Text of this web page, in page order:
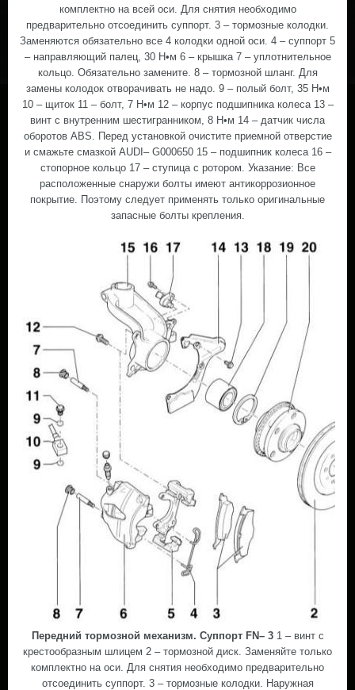
комплектно на всей оси. Для снятия необходимо
предварительно отсоединить суппорт. 3 – тормозные колодки.
Заменяются обязательно все 4 колодки одной оси. 4 – суппорт 5
– направляющий палец, 30 Н•м 6 – крышка 7 – уплотнительное
кольцо. Обязательно замените. 8 – тормозной шланг. Для
замены колодок отворачивать не надо. 9 – полый болт, 35 Н•м
10 – щиток 11 – болт, 7 Н•м 12 – корпус подшипника колеса 13 –
винт с внутренним шестигранником, 8 Н•м 14 – датчик числа
оборотов ABS. Перед установкой очистите приемной отверстие
и смажьте смазкой AUDI– G000650 15 – подшипник колеса 16 –
стопорное кольцо 17 – ступица с ротором. Указание: Все
расположенные снаружи болты имеют антикоррозионное
покрытие. Поэтому следует применять только оригинальные
запасные болты крепления.
Передний тормозной механизм. Суппорт FN– 31 – винт с
крестообразным шлицем 2 – тормозной диск. Заменяйте только
комплектно на оси. Для снятия необходимо предварительно
отсоединить суппорт. 3 – тормозные колодки. Наружная